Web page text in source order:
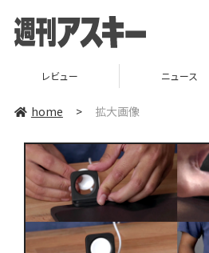
レビュー ニュース
home > 拡大画像